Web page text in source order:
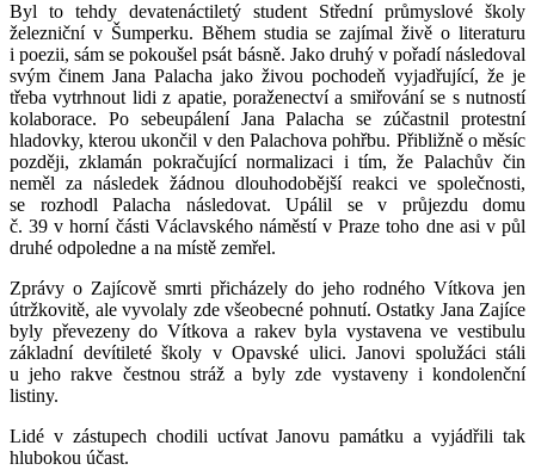
Byl to tehdy devatenáctiletý student Střední průmyslové školy
železniční v Šumperku. Během studia se zajímal živě o literaturu
i poezii, sám se pokoušel psát básně. Jako druhý v pořadí následoval
svým činem Jana Palacha jako živou pochodeň vyjadřující, že je
třeba vytrhnout lidi z apatie, poraženectví a smiřování se s nutností
kolaborace. Po sebeupálení Jana Palacha se zúčastnil protestní
hladovky, kterou ukončil v den Palachova pohřbu. Přibližně o měsíc
později, zklamán pokračující normalizaci i tím, že Palachův čin
neměl za následek žádnou dlouhodobější reakci ve společnosti,
se rozhodl Palacha následovat. Upálil se v průjezdu domu
č. 39 v horní části Václavského náměstí v Praze toho dne asi v půl
druhé odpoledne a na místě zemřel.
Zprávy o Zajícově smrti přicházely do jeho rodného Vítkova jen
útržkovitě, ale vyvolaly zde všeobecné pohnutí. Ostatky Jana Zajíce
byly převezeny do Vítkova a rakev byla vystavena ve vestibulu
základní devítileté školy v Opavské ulici. Janovi spolužáci stáli
u jeho rakve čestnou stráž a byly zde vystaveny i kondolenční
listiny.
Lidé v zástupech chodili uctívat Janovu památku a vyjádřili tak
hlubokou účast.